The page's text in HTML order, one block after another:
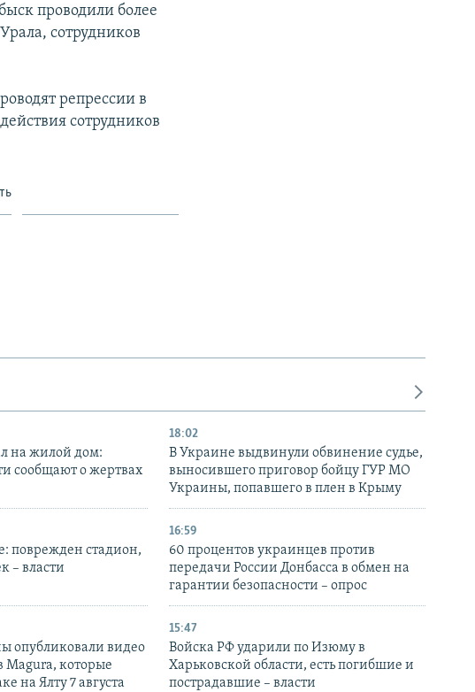
проводили более
сотрудников
репрессии в
сотрудников
на жилой дом:
сообщают о жертвах
18:02
В Украине выдвинули обвинение судье,
выносившего приговор бойцу ГУР МО
Украины, попавшего в плен в Крыму
поврежден стадион,
– власти
16:59
60 процентов украинцев против
передачи России Донбасса в обмен на
гарантии безопасности – опрос
опубликовали видео
Magura, которые
на Ялту 7 августа
15:47
Войска РФ ударили по Изюму в
Харьковской области, есть погибшие и
пострадавшие – власти